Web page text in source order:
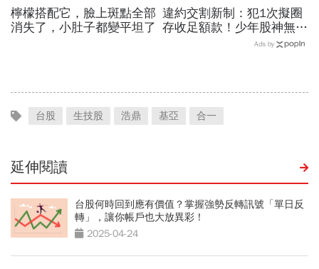
檸檬搭配它，臉上斑點全部
消失了，小肚子都變平坦了
違約交割新制：犯1次擬圈
存收足額款！少年股神無本
當沖翻車、前7月飆百億…
Ads by
台股 生技股 浩鼎 基亞 合一
延伸閱讀
台股何時回到應有價值？掌握強勢反轉訊號「單日反
轉」，讓你帳戶也大放異彩！
2025-04-24